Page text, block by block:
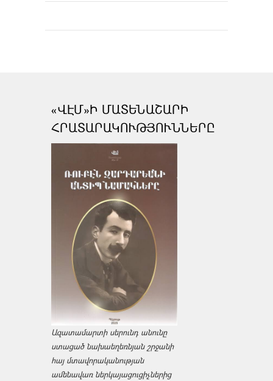
«ՎԷՄ»Ի ՄԱՏԵՆԱՇԱՐԻ
ՀՐԱՏԱՐԱԿՈՒԹՅՈՒՆՆԵՐԸ
Ազատամարտի սերունդ անունը
ստացած նախաեղեռնյան շրջանի
հայ մտավորականության
ամենավառ ներկայացուցիչներից